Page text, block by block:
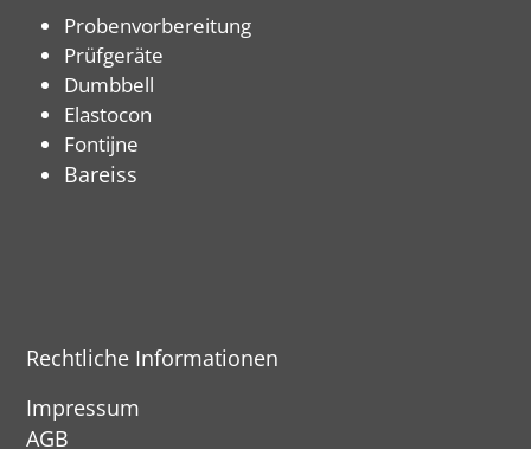
Probenvorbereitung
Prüfgeräte
Dumbbell
Elastocon
Fontijne
Bareiss
Rechtliche Informationen
Impressum
AGB